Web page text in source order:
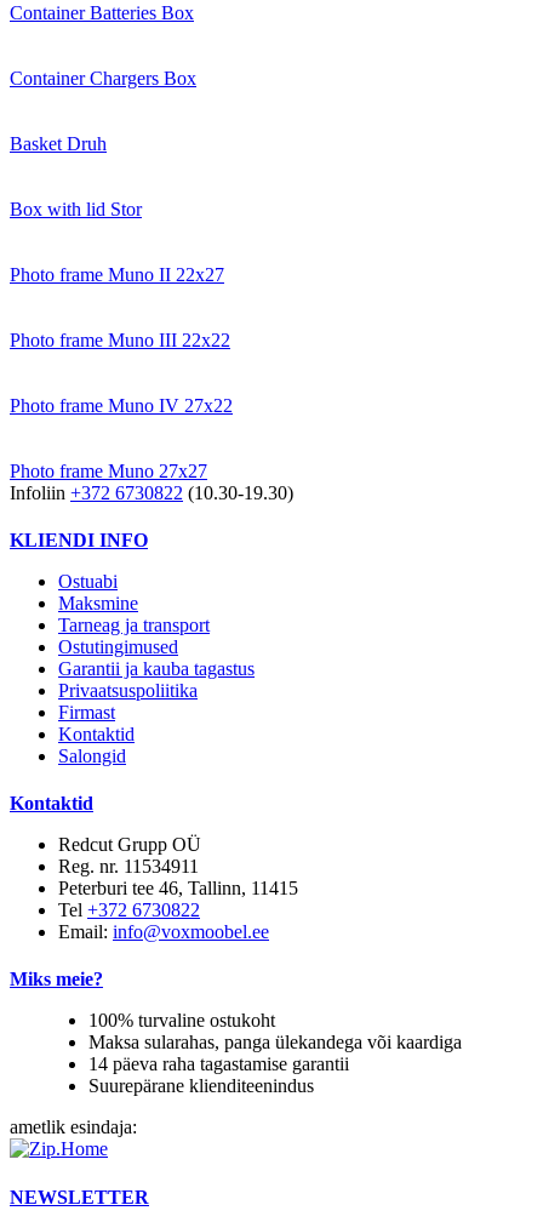
Container Batteries Box
Container Chargers Box
Basket Druh
Box with lid Stor
Photo frame Muno II 22x27
Photo frame Muno III 22x22
Photo frame Muno IV 27x22
Photo frame Muno 27x27
Infoliin +372 6730822 (10.30-19.30)
KLIENDI INFO
Ostuabi
Maksmine
Tarneag ja transport
Ostutingimused
Garantii ja kauba tagastus
Privaatsuspoliitika
Firmast
Kontaktid
Salongid
Kontaktid
Redcut Grupp OÜ
Reg. nr. 11534911
Peterburi tee 46, Tallinn, 11415
Tel +372 6730822
Email: info@voxmoobel.ee
Miks meie?
100% turvaline ostukoht
Maksa sularahas, panga ülekandega või kaardiga
14 päeva raha tagastamise garantii
Suurepärane klienditeenindus
ametlik esindaja:
NEWSLETTER